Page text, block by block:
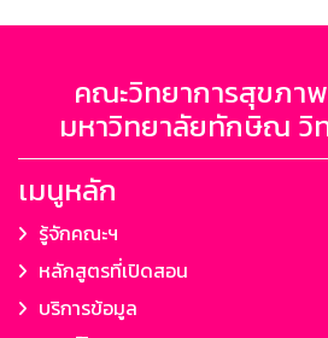
คณะวิทยาการสุขภา
มหาวิทยาลัยทักษิณ วิ
เมนูหลัก
รู้จักคณะฯ
หลักสูตรที่เปิดสอน
บริการข้อมูล